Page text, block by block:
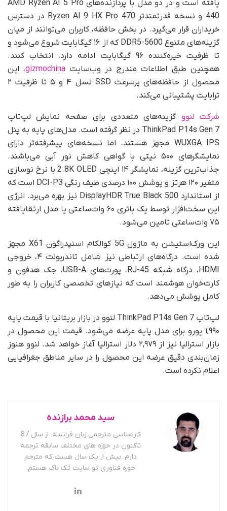
یافته است و در دو مدل با پردازنده‌های AMD Ryzen AI 5 Pro
440 و نسخه قدرتمندتر Ryzen AI 9 HX Pro 470 در دسترس
خریداران قرار می‌گیرد. در بخش حافظه، کاربران می‌توانند از میان
گزینه‌های متنوع DDR5-5600 که از ۱۶ گیگابایت شروع می‌شود و
تا ظرفیت خیره‌کننده ۹۶ گیگابایت ادامه دارد، انتخاب کنند.
همچنین طبق اطلاعات مندرج در وب‌سایت gizmochina، این
محصول از حافظه‌های پرسرعت SSD نسل ۴ و ۵ تا ظرفیت ۲
ترابایت پشتیبانی می‌کند.
شرکت لنووگزینه‌های متعددی برای صفحه نمایش لپ‌تاپ
ThinkPad P14s Gen 7 در نظر گرفته است. مدل‌های پایه به پنل
WUXGA IPS مجهز هستند، اما نسخه‌های پیشرفته‌تر دارای
نمایشگرهای ۵۰۰ نیتی با گواهی کاهش نور آبی می‌باشند.
جذاب‌ترین گزینه، نمایشگر ۱۴ اینچی 2.8K OLED با نرخ نوسازی
متغیر ۱۲۰ هرتز و پوشش ۱۰۰ درصدی طیف رنگی DCI-P3 است که
از استاندارد DisplayHDR True Black 500 نیز بهره می‌برد. انرژی
این سخت‌افزار توسط یک باتری ۶۰ وات‌ساعتی یا مدل ارتقایافته
۷۵ وات‌ساعتی تامین می‌شود.
این ورک‌استیشن به ماژول 5G کوالکام اسنپدراگون X61 مجهز
شده است. درگاه‌های ارتباطی نیز شامل تاندربولت ۴، خروجی
HDMI، درگاه شبکه RJ-45، پورت‌های USB-A، جک هدفون و
کارت‌خوان هوشمند است که نیازهای تخصصی کاربران را به طور
کامل پوشش می‌دهد.
لپ‌تاپ ThinkPad P14s Gen 7 لنوو در بازار بریتانیا با قیمت پایه
۱,۹۹۰ یورو برای مدل پایه عرضه می‌شود. قیمت این محصول در
بازار استرالیا نیز از ۲,۹۷۹ دلار استرالیا آغاز خواهد شد. لنوو هنوز
زمان‌بندی دقیق عرضه این محصول را در سایر مناطق جغرافیایی
اعلام نکرده است.
سید محمد برازنده
کارشناسی مترجمی زبان فرانسه. از سال 87
تاکنون در حوزه های مختلف سابقه ترجمه
دارم. بیش از یک سال هست که مترجم
حوزه فناوری تو سایت تک ناک هستم.